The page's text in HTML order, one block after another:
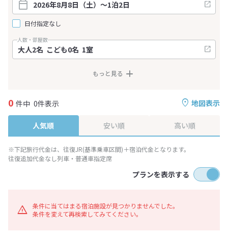
日付指定なし
人数・部屋数
もっと見る
地図表示
0 件中 0件表示
人気順 安い順 高い順
※下記旅行代金は、往復JR(基準乗車区間)＋宿泊代金となります。
往復追加代金なし列車・普通車指定席
プランを表示する
条件に当てはまる宿泊施設が見つかりませんでした。
条件を変えて再検索してみてください。